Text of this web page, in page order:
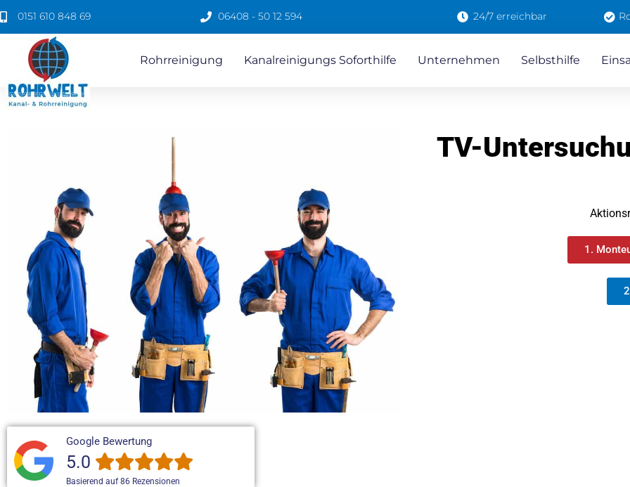
0151 610 848 69 06408 - 50 12 594 24/7 erreichbar
Rohrreinigung Kanalreinigungs Soforthilfe Unternehmen Selbsthilfe
TV-
1.
Google Bewertung
5.0
Basierend auf 86 Rezensionen